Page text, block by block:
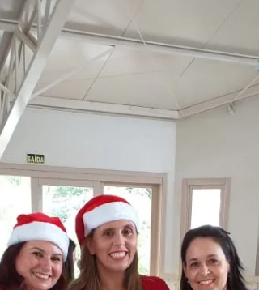
Jardim florido para
esperar o Papai Noel
Esta semana a oficina de horticultura, sob
orientação do Sr. Carlos Frömming, deixou o
nosso jardim ainda mais belo, para